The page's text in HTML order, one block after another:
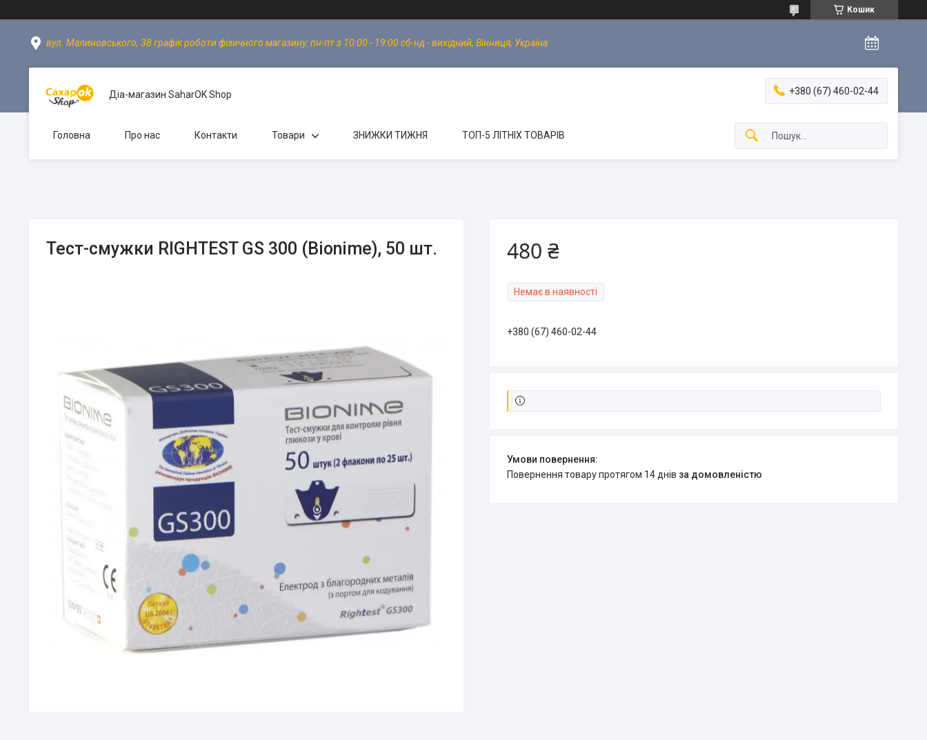
Кошик
вул. Малиновського, 38 графік роботи фізичного магазину: пн-пт з 10:00 - 19:00 сб-нд - вихідний, Вінниця, Україна
Діа-магазин SaharOK Shop +380 (67) 460-02-44
Головна Про нас Контакти Товари ЗНИЖКИ ТИЖНЯ ТОП-5 ЛІТНІХ ТОВАРІВ
Тест-смужки RIGHTEST GS 300 (Bionime), 50 шт. 480 ₴
Немає в наявності
+380 (67) 460-02-44
повернення товару протягом 14 днів за домовленістю